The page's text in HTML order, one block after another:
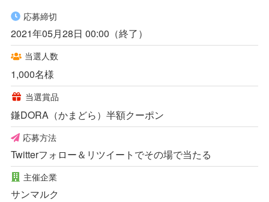
応募締切
2021年05月28日 00:00（終了）
当選人数
1,000名様
当選賞品
鎌DORA（かまどら）半額クーポン
応募方法
Twitterフォロー＆リツイートでその場で当たる
主催企業
サンマルク